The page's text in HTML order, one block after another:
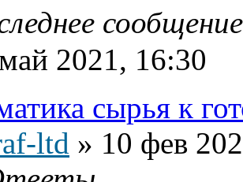
2021, 16:30
сырья к
ltd » 10 фев